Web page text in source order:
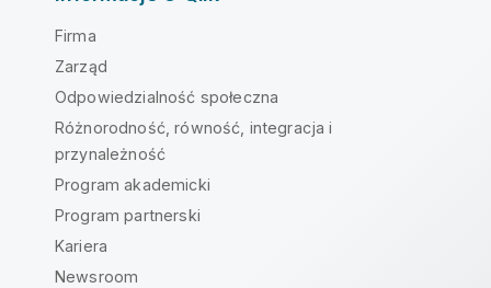
Firma
Zarząd
Odpowiedzialność społeczna
Różnorodność, równość, integracja i
przynależność
Program akademicki
Program partnerski
Kariera
Newsroom